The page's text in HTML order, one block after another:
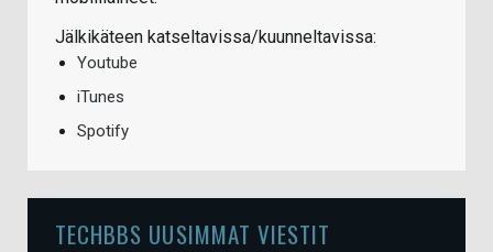
Jälkikäteen katseltavissa/kuunneltavissa:
Youtube
iTunes
Spotify
TECHBBS UUSIMMAT VIESTIT